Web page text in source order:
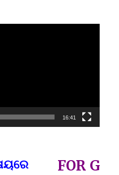
16:41
FOR GOVT